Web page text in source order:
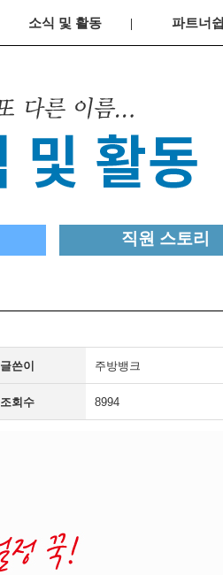
소식 및 활동 파트너쉽
직원 스토리
글쓴이 주방뱅크
조회수 8994